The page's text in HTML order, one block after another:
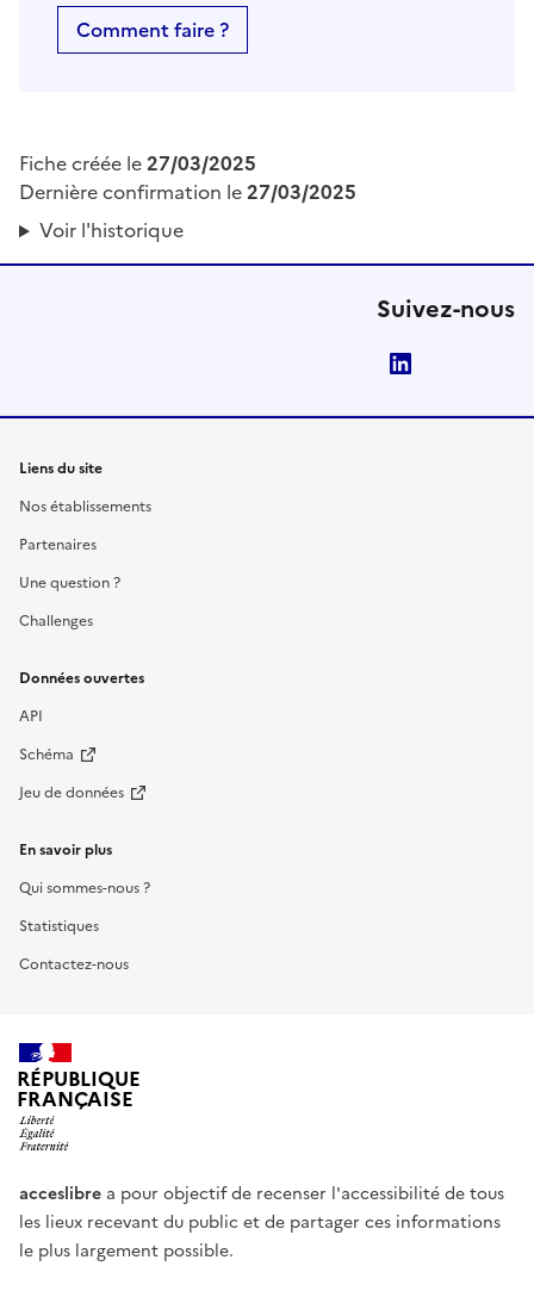
Comment faire ?
Fiche créée le27/03/2025
Dernière confirmation le27/03/2025
Voir l'historique
Suivez-nous
Liens du site
Nos établissements
Partenaires
Une question ?
Challenges
Données ouvertes
API
Schéma
Jeu de données
En savoir plus
Qui sommes-nous ?
Statistiques
Contactez-nous
RÉPUBLIQUE
FRANÇAISE
acceslibre a pour objectif de recenser l'accessibilité de tous
les lieux recevant du public et de partager ces informations
le plus largement possible.